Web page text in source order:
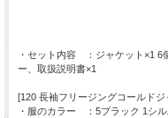
・セット内容 ：ジャケット×1 6
ー、取扱説明書×1
[120 長袖フリージングコールドジ
・服のカラー ：5ブラック 1シ